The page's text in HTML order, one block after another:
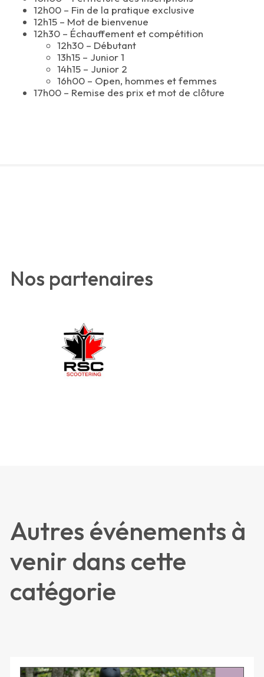
12h00 – Fin de la pratique exclusive
12h15 – Mot de bienvenue
12h30 – Échauffement et compétition
12h30 – Débutant
13h15 – Junior 1
14h15 – Junior 2
16h00 – Open, hommes et femmes
17h00 – Remise des prix et mot de clôture
Nos partenaires
Autres événements à
venir dans cette
catégorie